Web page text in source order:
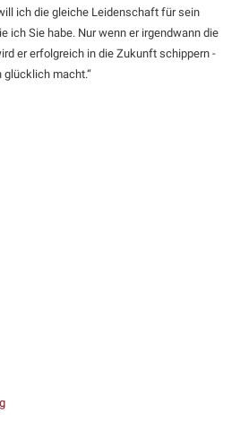
ich die gleiche Leidenschaft für sein
ich Sie habe. Nur wenn er irgendwann die
er erfolgreich in die Zukunft schippern -
macht.“